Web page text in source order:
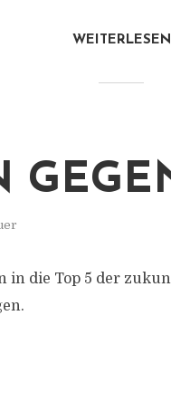
WEITERLESEN
in die Top 5 der